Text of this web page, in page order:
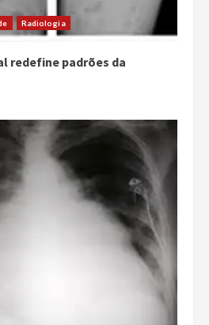
Radiologia
redefine padrões da